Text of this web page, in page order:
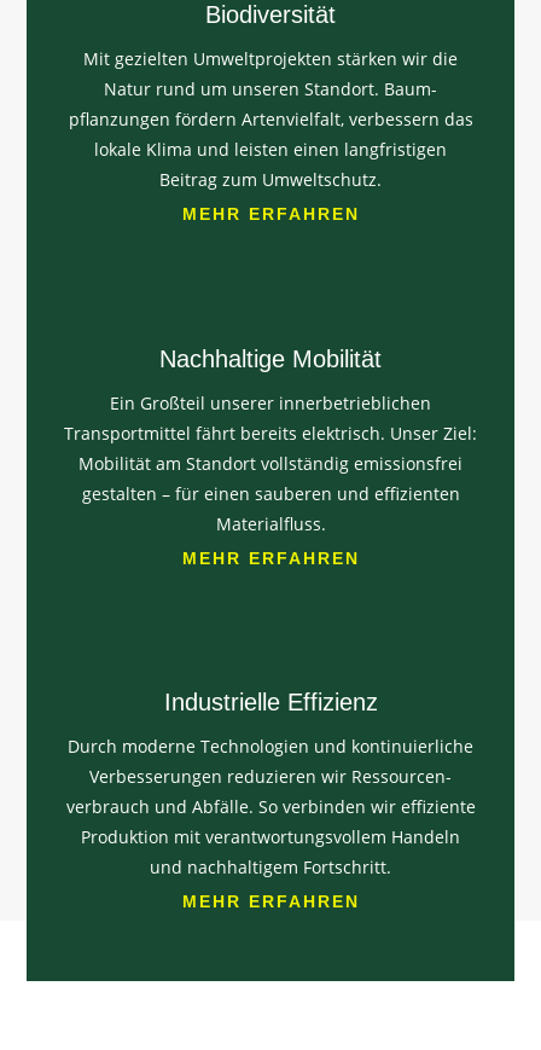
Biodiversität
Mit gezielten Umweltprojekten stärken wir die
Natur rund um unseren Standort. Baum­
pflanzungen fördern Artenvielfalt, verbessern das
lokale Klima und leisten einen langfristigen
Beitrag zum Umweltschutz.
MEHR ERFAHREN
Nachhaltige Mobilität
Ein Großteil unserer innerbetrieblichen
Transportmittel fährt bereits elektrisch. Unser Ziel:
Mobilität am Standort vollständig emissionsfrei
gestalten – für einen sauberen und effizienten
Materialfluss.
MEHR ERFAHREN
Industrielle Effizienz
Durch moderne Technologien und kontinuierliche
Verbesserungen reduzieren wir Ressourcen-
verbrauch und Abfälle. So verbinden wir effiziente
Produktion mit verantwortungsvollem Handeln
und nachhaltigem Fortschritt.
MEHR ERFAHREN